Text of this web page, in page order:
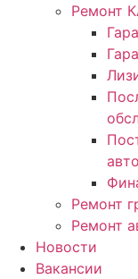
Ремонт
Ремонт
Ремонт
Новости
Вакансии